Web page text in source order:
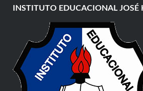
INSTITUTO EDUCACIONAL JOSÉ